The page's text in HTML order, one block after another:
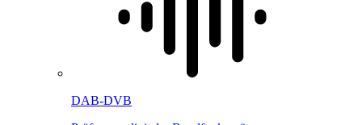
DAB-DVB